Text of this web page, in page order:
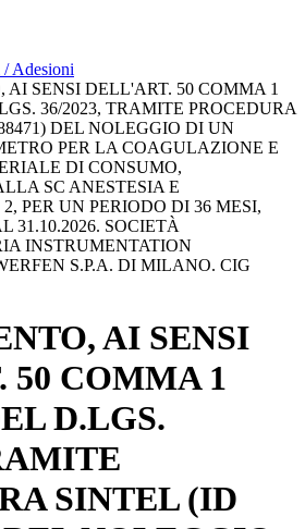
Adesioni
SENSI DELL'ART. 50 COMMA 1
36/2023, TRAMITE PROCEDURA
DEL NOLEGGIO DI UN
PER LA COAGULAZIONE E
DI CONSUMO,
SC ANESTESIA E
PER UN PERIODO DI 36 MESI,
31.10.2026. SOCIETÀ
INSTRUMENTATION
S.P.A. DI MILANO. CIG
AI SENSI
COMMA 1
D.LGS.
SINTEL (ID